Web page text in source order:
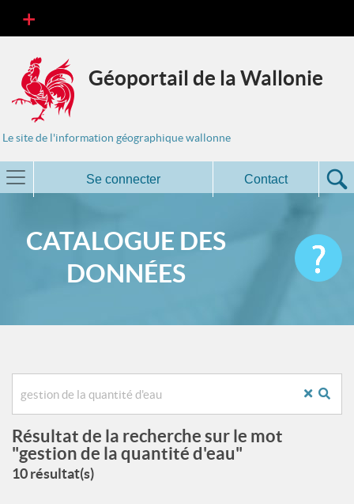
Géoportail de la Wallonie
Le site de l'information géographique wallonne
Se connecter Contact
CATALOGUE DES
DONNÉES
Résultat de la recherche sur le mot
"gestion de la quantité d'eau"
10 résultat(s)